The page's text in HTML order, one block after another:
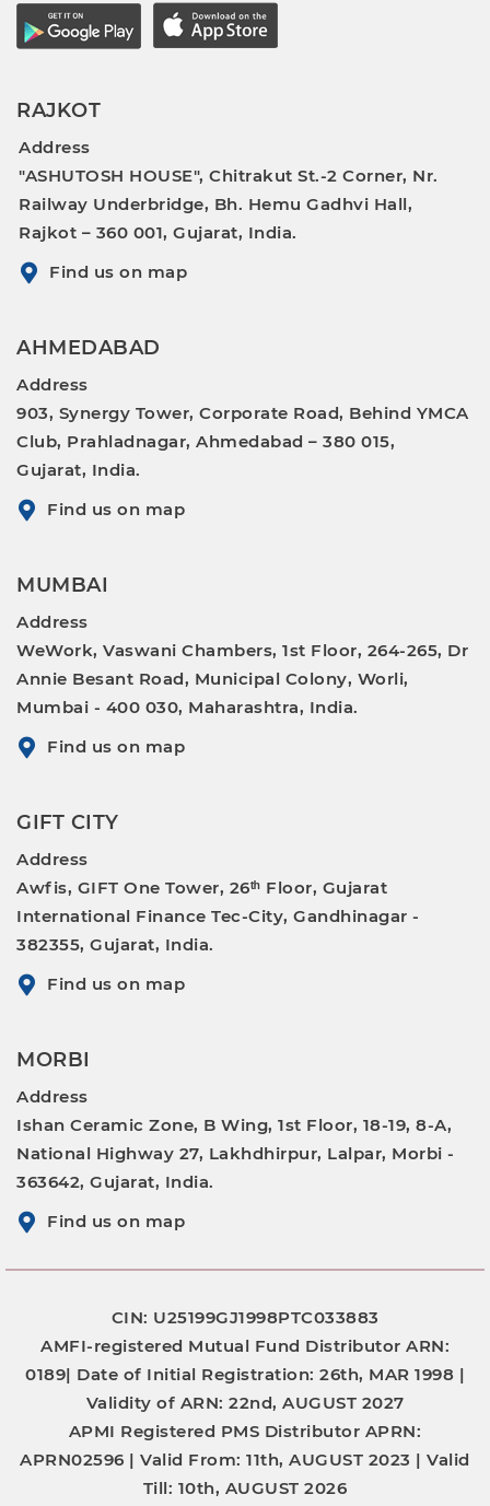
RAJKOT
Address
"ASHUTOSH HOUSE", Chitrakut St.-2 Corner, Nr.
Railway Underbridge, Bh. Hemu Gadhvi Hall,
Rajkot – 360 001, Gujarat, India.
Find us on map
AHMEDABAD
Address
903, Synergy Tower, Corporate Road, Behind YMCA
Club, Prahladnagar, Ahmedabad – 380 015,
Gujarat, India.
Find us on map
MUMBAI
Address
WeWork, Vaswani Chambers, 1st Floor, 264-265, Dr
Annie Besant Road, Municipal Colony, Worli,
Mumbai - 400 030, Maharashtra, India.
Find us on map
GIFT CITY
Address
Awfis, GIFT One Tower, 26ᵗʰ Floor, Gujarat
International Finance Tec-City, Gandhinagar -
382355, Gujarat, India.
Find us on map
MORBI
Address
Ishan Ceramic Zone, B Wing, 1st Floor, 18-19, 8-A,
National Highway 27, Lakhdhirpur, Lalpar, Morbi -
363642, Gujarat, India.
Find us on map
CIN: U25199GJ1998PTC033883
AMFI-registered Mutual Fund Distributor ARN:
0189| Date of Initial Registration: 26th, MAR 1998 |
Validity of ARN: 22nd, AUGUST 2027
APMI Registered PMS Distributor APRN:
APRN02596 |Valid From: 11th, AUGUST 2023 |Valid
Till: 10th, AUGUST 2026